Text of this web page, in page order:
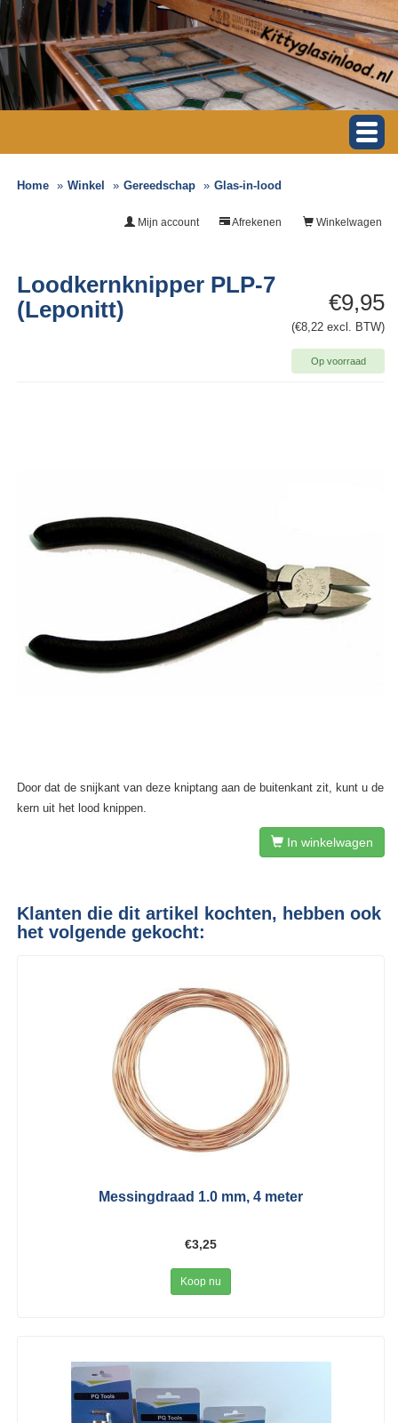
Home Winkel Gereedschap Glas-in-lood
Winkelwagen
Afrekenen
Mijn account
€9,95
(€8,22 excl. BTW)
Op voorraad
Loodkernknipper PLP-7
(Leponitt)
Door dat de snijkant van deze kniptang aan de buitenkant zit, kunt u de
kern uit het lood knippen.
In winkelwagen
Klanten die dit artikel kochten, hebben ook
het volgende gekocht:
Messingdraad 1.0 mm, 4 meter
€3,25
Koop nu